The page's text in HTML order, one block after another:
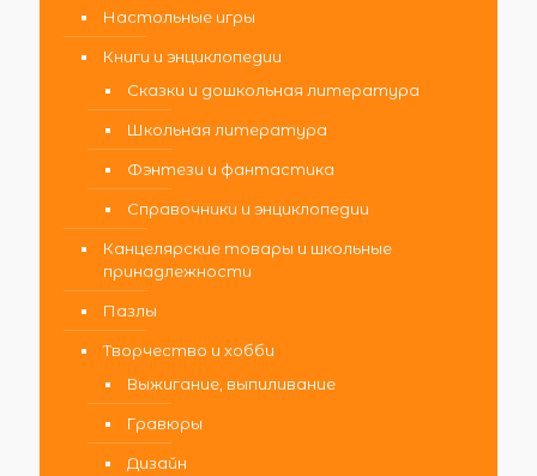
Настольные игры
Книги и энциклопедии
Сказки и дошкольная литература
Школьная литература
Фэнтези и фантастика
Справочники и энциклопедии
Канцелярские товары и школьные
принадлежности
Пазлы
Творчество и хобби
Выжигание, выпиливание
Гравюры
Дизайн